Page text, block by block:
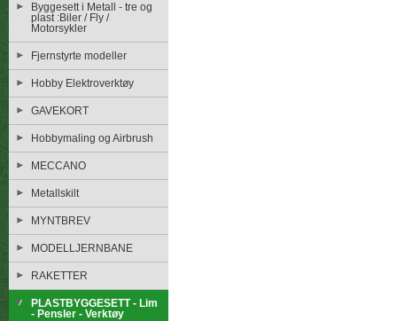
Byggesett i Metall - tre og
plast :Biler / Fly /
Motorsykler
Fjernstyrte modeller
Hobby Elektroverktøy
GAVEKORT
Hobbymaling og Airbrush
MECCANO
Metallskilt
MYNTBREV
MODELLJERNBANE
RAKETTER
PLASTBYGGESETT - Lim
- Pensler - Verktøy